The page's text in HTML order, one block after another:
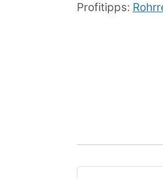
Profitipps: